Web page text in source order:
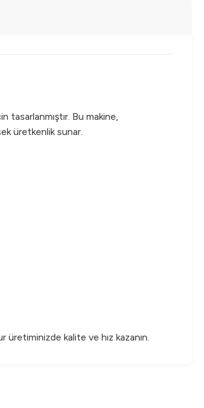
tasarlanmıştır. Bu makine,
üretkenlik sunar.
üretiminizde kalite ve hız kazanın.